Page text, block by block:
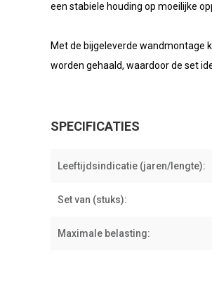
een stabiele houding op moeilijke
Met de bijgeleverde wandmontage
worden gehaald, waardoor de set
SPECIFICATIES
Leeftijdsindicatie (jaren/lengte):
Set van (stuks):
Maximale belasting: